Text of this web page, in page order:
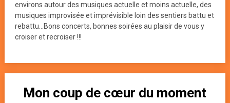
environs autour des musiques actuelle et moins actuelle, des
musiques improvisée et imprévisible loin des sentiers battu et
rebattu...Bons concerts, bonnes soirées au plaisir de vous y
croiser et recroiser !!!
Mon coup de cœur du moment